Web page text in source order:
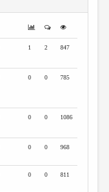
1 2 847
0 0 785
0 0 1086
0 0 968
0 0 811